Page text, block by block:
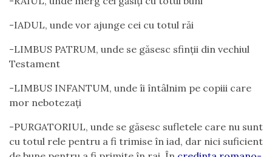
-IADUL, unde vor ajunge cei cu totul răi
-LIMBUS PATRUM, unde se găsesc sfinții din vechiul
Testament
-LIMBUS INFANTUM, unde îi întâlnim pe copiii care
mor nebotezați
-PURGATORIUL, unde se găsesc sufletele care nu sunt
cu totul rele pentru a fi trimise în iad, dar nici suficient